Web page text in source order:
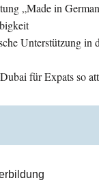
„Made in
Unterstützung in
für Expats so